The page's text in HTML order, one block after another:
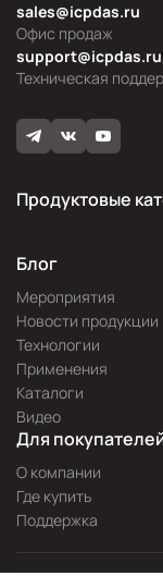
Офис продаж
sales@icpdas.ru
Техническая
support@icpdas.ru
Продуктовые
Блог
Мероприятия
Новости продукции
Технологии
Применения
Каталоги
Видео
Для
О компании
Где купить
Поддержка